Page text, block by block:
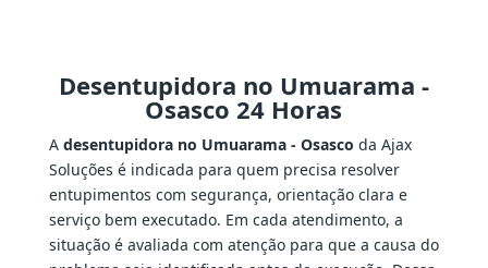
Desentupidora no Umuarama -
Osasco 24 Horas
A desentupidora no Umuarama - Osasco da Ajax
Soluções é indicada para quem precisa resolver
entupimentos com segurança, orientação clara e
serviço bem executado. Em cada atendimento, a
situação é avaliada com atenção para que a causa do